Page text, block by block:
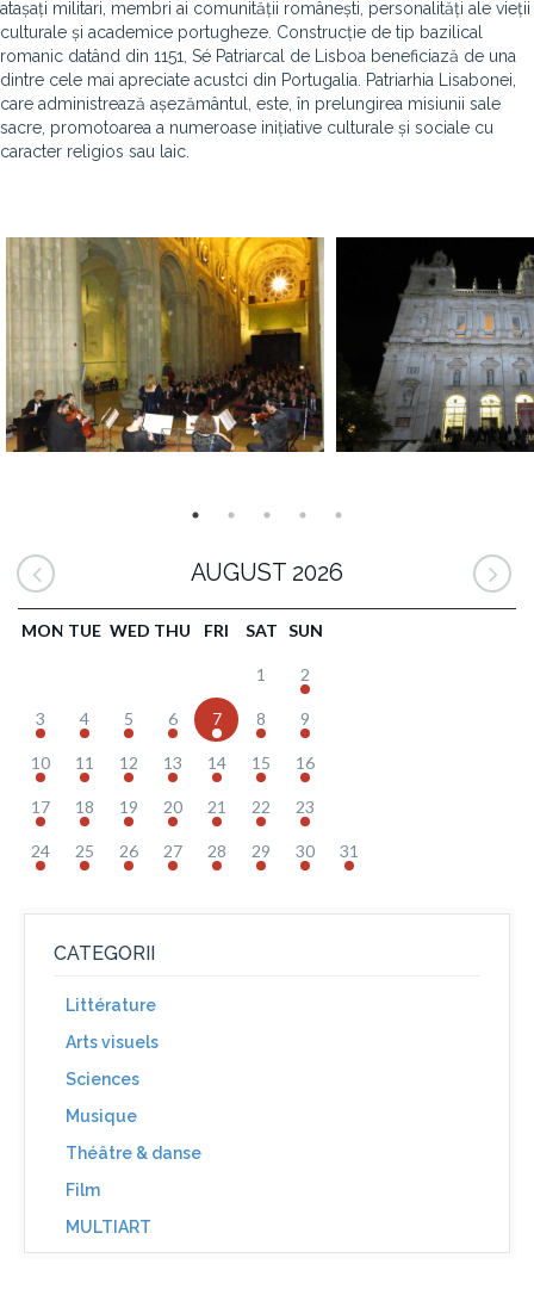
atașați militari, membri ai comunității românești, personalități ale vieții
culturale și academice portugheze. Construcție de tip bazilical
romanic datând din 1151, Sé Patriarcal de Lisboa beneficiază de una
dintre cele mai apreciate acustci din Portugalia.
Patriarhia Lisabonei,
care administrează așezământul, este, în prelungirea misiunii sale
sacre, promotoarea a numeroase inițiative culturale și sociale cu
caracter religios sau laic.
AUGUST 2026
MON TUE WED THU FRI SAT SUN
1 2
3 4 5 6 7 8 9
10 11 12 13 14 15 16
17 18 19 20 21 22 23
24 25 26 27 28 29 30 31
CATEGORII
Littérature
Arts visuels
Sciences
Musique
Théâtre & danse
Film
MULTIART